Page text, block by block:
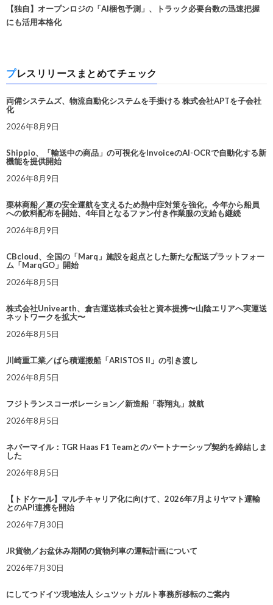
【独自】オープンロジの「AI梱包予測」、トラック必要台数の迅速把握
にも活用本格化
プレスリリースまとめてチェック
両備システムズ、物流自動化システムを手掛ける 株式会社APTを子会社
化
2026年8月9日
Shippio、「輸送中の商品」の可視化をInvoiceのAI-OCRで自動化する新
機能を提供開始
2026年8月9日
栗林商船／夏の安全運航を支えるため熱中症対策を強化。今年から船員
への飲料配布を開始、4年目となるファン付き作業服の支給も継続
2026年8月9日
CBcloud、全国の「Marq」施設を起点とした新たな配送プラットフォー
ム「MarqGO」開始
2026年8月5日
株式会社Univearth、倉吉運送株式会社と資本提携〜山陰エリアへ実運送
ネットワークを拡大〜
2026年8月5日
川崎重工業／ばら積運搬船「ARISTOS II」の引き渡し
2026年8月5日
フジトランスコーポレーション／新造船「蓉翔丸」就航
2026年8月5日
ネバーマイル：TGR Haas F1 Teamとのパートナーシップ契約を締結しま
した
2026年8月5日
【トドケール】マルチキャリア化に向けて、2026年7月よりヤマト運輸
とのAPI連携を開始
2026年7月30日
JR貨物／お盆休み期間の貨物列車の運転計画について
2026年7月30日
にしてつドイツ現地法人 シュツットガルト事務所移転のご案内